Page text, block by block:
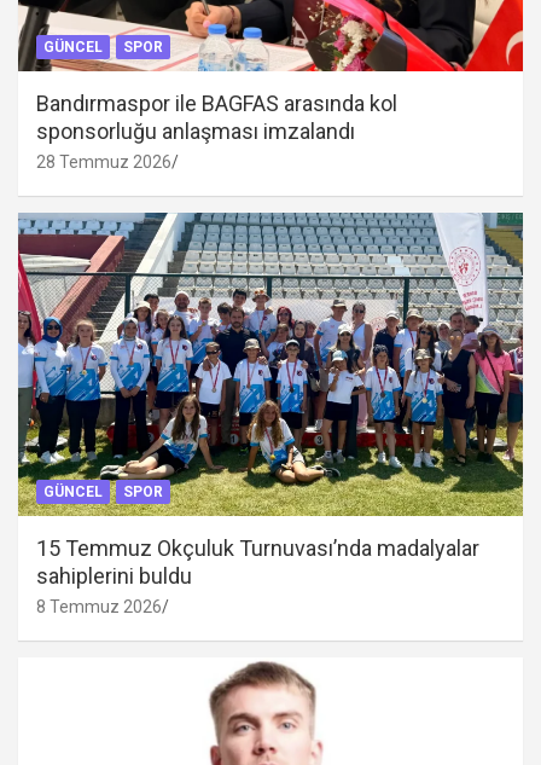
GÜNCEL SPOR
Bandırmaspor ile BAGFAS arasında kol
sponsorluğu anlaşması imzalandı
28 Temmuz 2026
GÜNCEL SPOR
15 Temmuz Okçuluk Turnuvası’nda madalyalar
sahiplerini buldu
8 Temmuz 2026